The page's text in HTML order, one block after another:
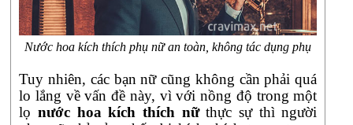
Nước hoa kích thích phụ nữ an toàn, không tác dụng phụ
Tuy nhiên, các bạn nữ cũng không cần phải quá
lo lắng về vấn đề này, vì với nồng độ trong một
lọ nước hoa kích thích nữthực sự thì người